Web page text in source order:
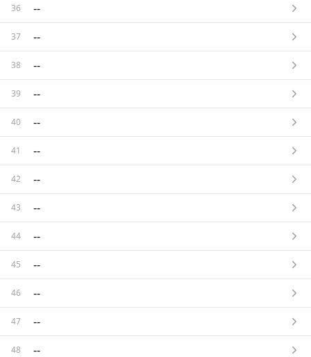
36 --
37 --
38 --
39 --
40 --
41 --
42 --
43 --
44 --
45 --
46 --
47 --
48 --